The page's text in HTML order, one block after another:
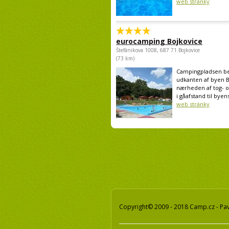
eurocamping Bojkovice
Štefánikova 1008, 687 71 Bojkovice
(73 km)
Campingpladsen
udkanten af byen
nærheden af tog-
i gåafstand til
web stránky
Copyright© 2009 - 2018 Camp.cz -